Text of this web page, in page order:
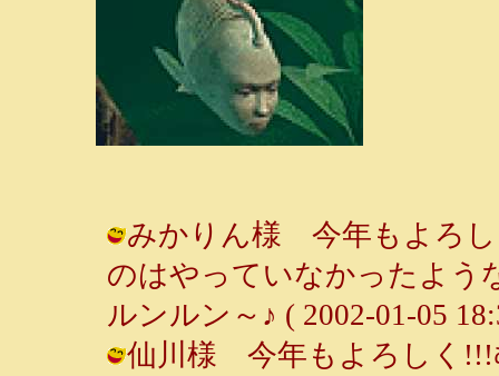
みかりん様 今年もよろし
のはやっていなかったよう
ルンルン～♪ ( 2002-01-05
仙川様 今年もよろしく!!!